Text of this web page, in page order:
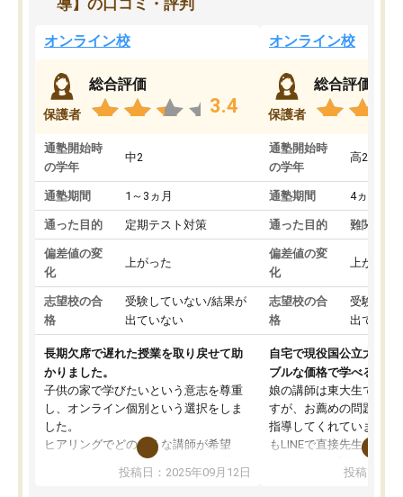
導】の口コミ・評判
オンライン校
保護者
総合評価
3.4
通塾開始時
の学年
中2
通塾期間 1～3ヵ月
通った目的 定期テスト対策
偏差値の変
化
上がった
志望校の合
格
受験していない/結果が
出ていない
長期欠席で遅れた授業を取り戻せて助
かりました。
子供の家で学びたいという意志を尊重
し、オンライン個別という選択をしま
した。
ヒアリングでどのような講師が希望
か、オプションは付帯するかなど選ぶ
事が出来ました。
投稿日：2025年09月12日
オンライン校
保護者
総合評価
通塾開始時
の学年
高2
通塾期間 4ヵ月～1
通った目的 難関私立
偏差値の変
化
上がった
志望校の合
格
受験して
出ていな
自宅で現役国公立大学生
ブルな価格で学べる
娘の講師は東大生では無
すが、お薦めの問題集や
指導してくれています。
もLINEで直接先生に質問
めれるので、個人に合
投稿日：